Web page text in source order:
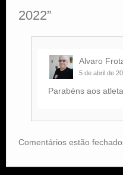
2022”
Alvaro
5 de abril de
Parabéns aos
Comentários estão